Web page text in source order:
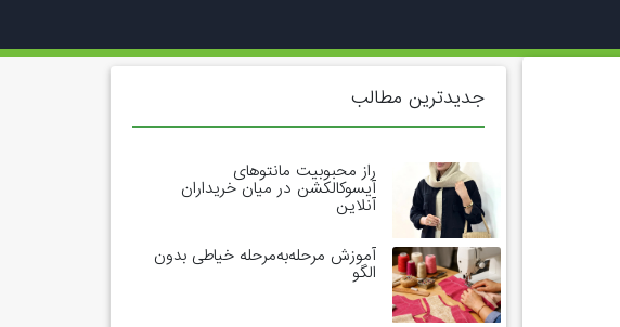
جدیدترین مطالب
راز محبوبیت مانتوهای
آیسوکالکشن در میان خریداران
آنلاین
آموزش مرحله‌به‌مرحله خیاطی بدون
الگو